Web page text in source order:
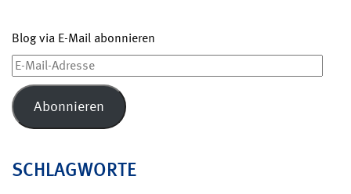
Blog via E-Mail abonnieren
E-
Mail-
Adresse
Abonnieren
SCHLAGWORTE